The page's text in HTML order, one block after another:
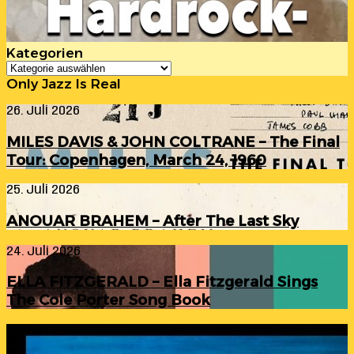
Kategorien
Kategorien
Only Jazz Is Real
MILES
&
JOHN
COLTRANE
The
Final
Tour:
Copenhagen,
March
24,
1960
26. Juli 2026
MILES DAVIS & JOHN COLTRANE – The Final
Tour: Copenhagen, March 24, 1960
ANOUAR
BRAHEM
–
After
The
Last
Sky
25. Juli 2026
ANOUAR BRAHEM – After The Last Sky
ELLA
FITZGERALD
–
Ella
Fitzgerald
24. Juli 2026
ELLA FITZGERALD – Ella Fitzgerald Sings
The Cole Porter Song Book